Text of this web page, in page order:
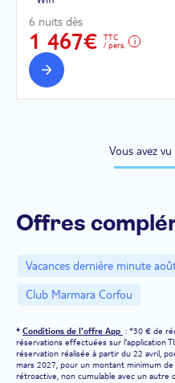
6 nuits dès
1 467€
TTC
/ pers.
Vous avez
Offres
Vacances dernière minute
Club Marmara Corfou
* Conditions de l'offre App : *30 € de
réservations effectuées sur l'application
réservation réalisée à partir du 22 avril,
mars 2027, pour un montant minimum
rétroactive, non cumulable avec un autre